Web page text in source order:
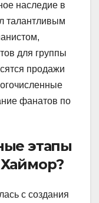
наследие в
талантливым
для группы
продажи
фанатов по
этапы
с создания